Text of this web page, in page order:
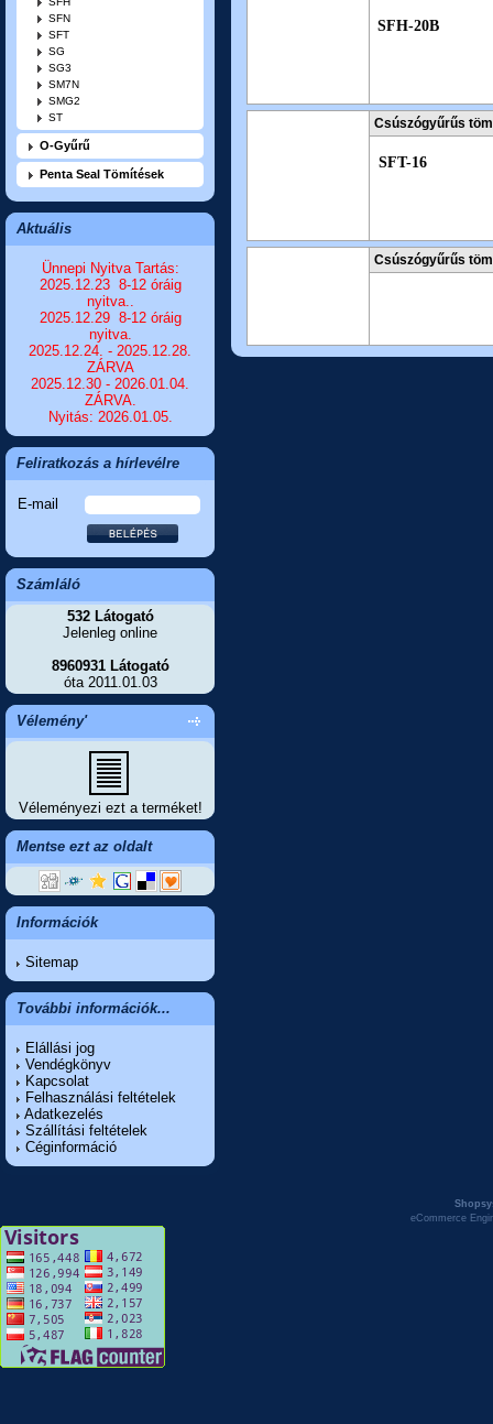
SFN
SFT
SG
SG3
SM7N
SMG2
ST
O-Gyűrű
Penta Seal Tömítések
Aktuális
Ünnepi Nyitva Tartás:
2025.12.23 8-12 óráig
nyitva..
2025.12.29 8-12 óráig
nyitva.
2025.12.24. - 2025.12.28.
ZÁRVA
2025.12.30 - 2026.01.04.
ZÁRVA.
Nyitás: 2026.01.05.
Feliratkozás a hírlevélre
E-mail
Számláló
532 Látogató
Jelenleg online
8960931 Látogató
óta 2011.01.03
Vélemény'
Véleményezi ezt a terméket!
Mentse ezt az oldalt
Információk
Sitemap
További információk...
Elállási jog
Vendégkönyv
Kapcsolat
Felhasználási feltételek
Adatkezelés
Szállítási feltételek
Céginformáció
SFH-20B
Csúszógyűrűs
SFT-16
Csúszógyűrűs
eCommerce